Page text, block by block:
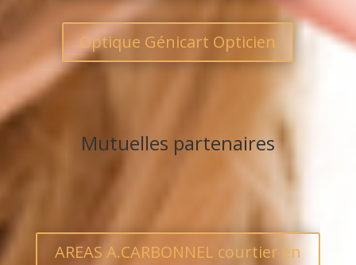
Optique Génicart Opticien
Mutuelles partenaires
AREAS A.CARBONNEL courtier en